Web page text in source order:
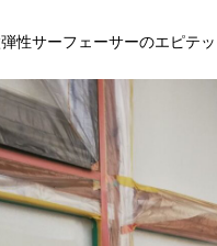
性サーフェーサーのエピテ